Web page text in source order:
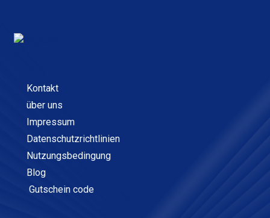
Kontakt
über uns
Impressum
Datenschutzrichtlinien
Nutzungsbedingung
Blog
Gutschein code